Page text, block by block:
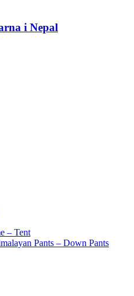
i Nepal
– Tent
Pants – Down Pants